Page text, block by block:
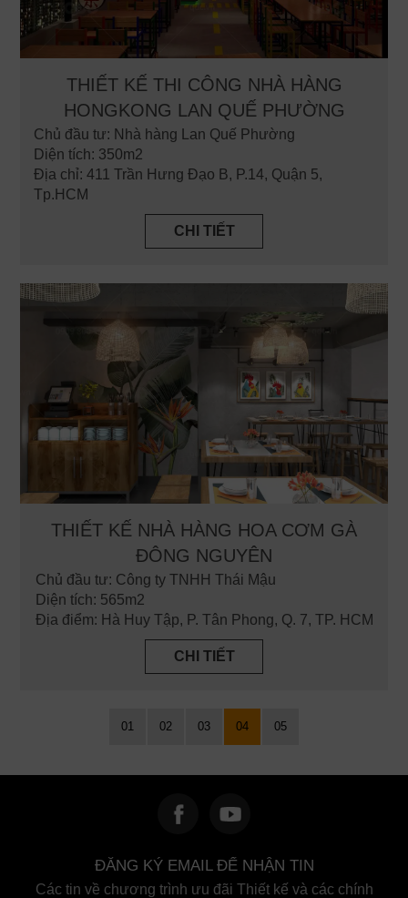
THIẾT KẾ THI CÔNG NHÀ HÀNG
HONGKONG LAN QUẾ PHƯỜNG
Chủ đầu tư: Nhà hàng Lan Quế Phường
Diện tích: 350m2
Địa chỉ: 411 Trần Hưng Đạo B, P.14, Quận 5,
Tp.HCM
CHI TIẾT
THIẾT KẾ NHÀ HÀNG HOA CƠM GÀ
ĐÔNG NGUYÊN
Chủ đầu tư: Công ty TNHH Thái Mậu
Diện tích: 565m2
Địa điểm: Hà Huy Tập, P. Tân Phong, Q. 7, TP. HCM
CHI TIẾT
01 02 03 04 05
ĐĂNG KÝ EMAIL ĐỂ NHẬN TIN
Các tin về chương trình ưu đãi Thiết kế và các chính